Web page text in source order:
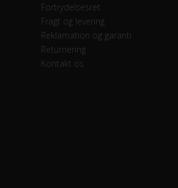
Fortrydelsesret
Fragt og levering
Reklamation og garanti
Returnering
Kontakt os